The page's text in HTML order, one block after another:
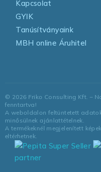
Kapcsolat
GYIK
Tanúsítványaink
MBH online Áruhitel
© 2026 Friko Consulting Kft. –
fenntartva!
A weboldalon feltüntetett
minősülnek ajánlattételnek.
A termékeknél megjelenített
eltérhetnek.
partner